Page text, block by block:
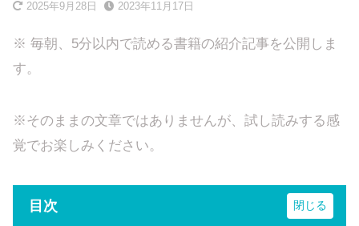
2025年9月28日 2023年11月17日
※ 毎朝、5分以内で読める書籍の紹介記事を公開しま
す。
※そのままの文章ではありませんが、試し読みする感
覚でお楽しみください。
目次